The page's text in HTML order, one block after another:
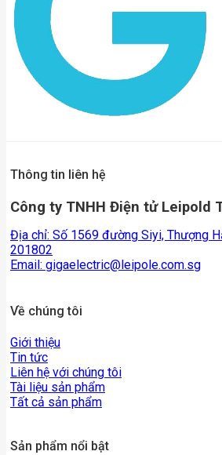
Thông tin liên hệ
Công ty TNHH Điện tử Leipold
Địa chỉ: Số 1569 đường Siyi, Thượng
201802
Email: gigaelectric@leipole.com.sg
Về chúng tôi
Giới thiệu
Tin tức
Liên hệ với chúng tôi
Tài liệu sản phẩm
Tất cả sản phẩm
Sản phẩm nổi bật